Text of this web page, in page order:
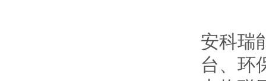
安科瑞
台、环